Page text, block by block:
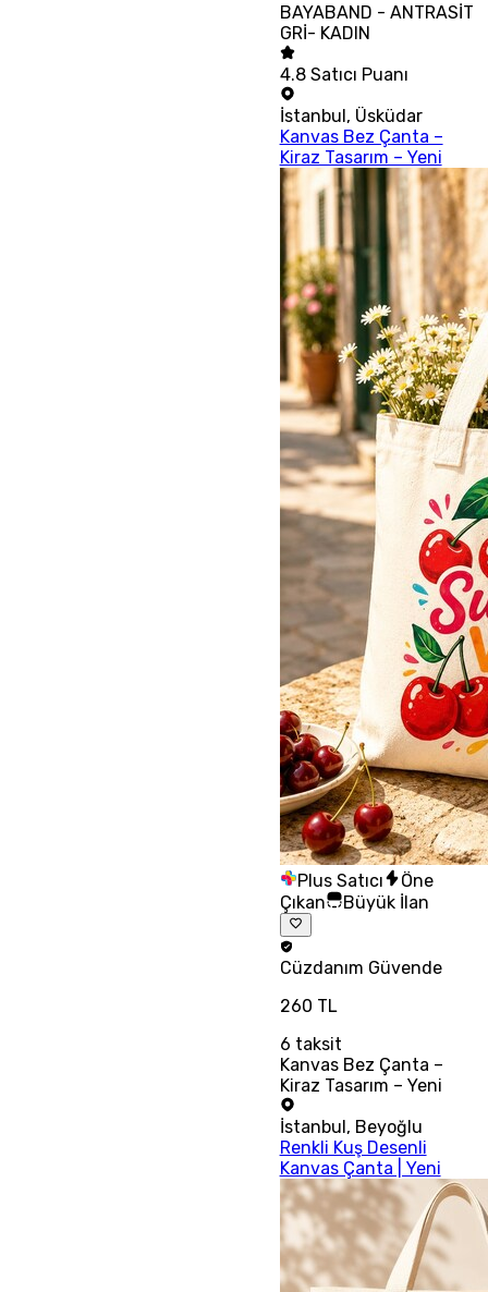
BAYABAND - ANTRASİT
GRİ- KADIN
4.8 Satıcı Puanı
İstanbul, Üsküdar
Kanvas Bez Çanta –
Kiraz Tasarım – Yeni
Plus Satıcı
Öne
Çıkan
Büyük İlan
Cüzdanım Güvende
260 TL
6 taksit
Kanvas Bez Çanta –
Kiraz Tasarım – Yeni
İstanbul , Beyoğlu
Renkli Kuş Desenli
Kanvas Çanta | Yeni